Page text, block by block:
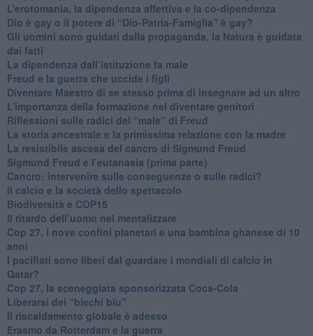
L’erotomania, la dipendenza affettiva e la co-dipendenza
​Dio è gay o il potere di “Dio-Patria-Famiglia” è gay?
​Gli uomini sono guidati dalla propaganda, la Natura è guidata
dai fatti
La dipendenza dall’istituzione fa male
​Freud e la guerra che uccide i figli
​Diventare Maestro di se stesso prima di insegnare ad un altro
L’importanza della formazione nel diventare genitori
Riflessioni sulle radici del “male” di Freud
​La storia ancestrale e la primissima relazione con la madre
​La resistibile ascesa del cancro di Sigmund Freud
Sigmund Freud e l’eutanasia (prima parte)
Cancro: intervenire sulle conseguenze o sulle radici?
​Il calcio e la società dello spettacolo
Biodiversità e COP15
​Il ritardo dell’uomo nel mentalizzare
​Cop 27, i nove confini planetari e una bambina ghanese di 10
anni
​I pacifisti sono liberi dal guardare i mondiali di calcio in
Qatar?
​Cop 27, la sceneggiata sponsorizzata Coca-Cola
​Liberarsi dei “biechi blu”
Il riscaldamento globale è adesso
​Erasmo da Rotterdam e la guerra